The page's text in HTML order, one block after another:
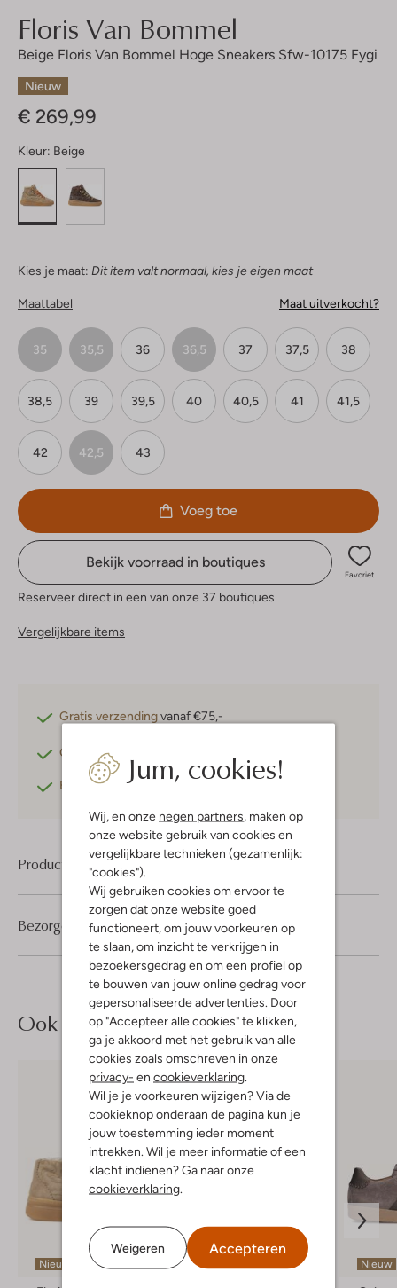
Jum, cookies!
Wij, en onze negen partners, maken op
onze website gebruik van cookies en
vergelijkbare technieken (gezamenlijk:
"cookies").
Wij gebruiken cookies om ervoor te
zorgen dat onze website goed
functioneert, om jouw voorkeuren op
te slaan, om inzicht te verkrijgen in
bezoekersgedrag en om een profiel op
te bouwen van jouw online gedrag voor
gepersonaliseerde advertenties. Door
op "Accepteer alle cookies" te klikken,
ga je akkoord met het gebruik van alle
cookies zoals omschreven in onze
privacy- en cookieverklaring.
Wil je je voorkeuren wijzigen? Via de
cookieknop onderaan de pagina kun je
jouw toestemming ieder moment
intrekken. Wil je meer informatie of een
klacht indienen? Ga naar onze
cookieverklaring.
Weigeren Accepteren
Floris Van Bommel
Beige Floris Van Bommel Hoge Sneakers Sfw-10175 Fygi
Nieuw
€ 269,99
Kleur: Beige
Kies je maat: Dit item valt normaal, kies je eigen maat
Maattabel Maat uitverkocht?
35 35,5 36 36,5 37 37,5 38
38,5 39 39,5 40 40,5 41 41,5
42 42,5 43
Voeg toe
Bekijk voorraad in boutiques
Favoriet
Reserveer direct in een van onze 37 boutiques
Vergelijkbare items
Gratis verzendingvanaf €75,-
Gratis retourneren
Betaal achteraf met Klarna
Product informatie
Bezorgen & retourneren
Ook iets voor jou?
Nieuw -30% Nieuw